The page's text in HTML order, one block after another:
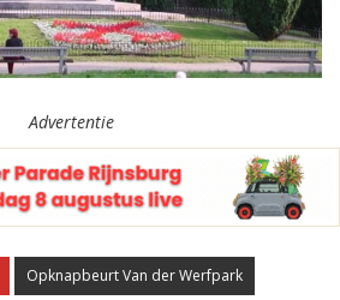
Advertentie
Opknapbeurt Van der Werfpark